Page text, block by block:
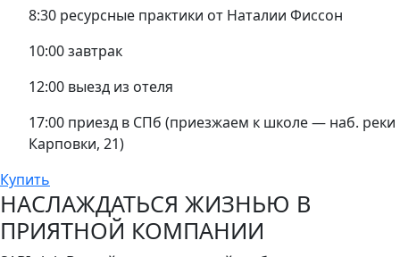
8:30 ресурсные практики от Наталии Фиссон
10:00 завтрак
12:00 выезд из отеля
17:00 приезд в СПб (приезжаем к школе — наб. реки
Карповки, 21)
Купить
НАСЛАЖДАТЬСЯ ЖИЗНЬЮ В
ПРИЯТНОЙ КОМПАНИИ